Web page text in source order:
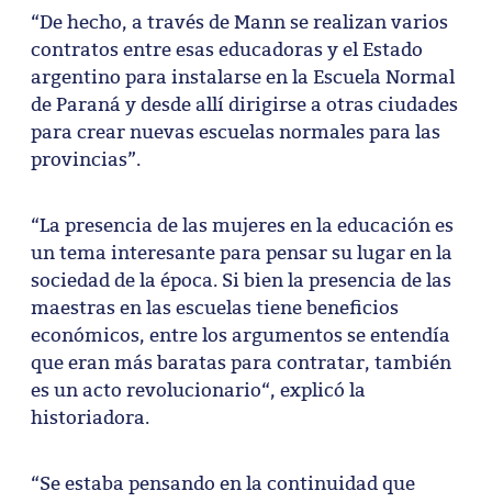
“De hecho, a través de Mann se realizan varios
contratos entre esas educadoras y el Estado
argentino para instalarse en la Escuela Normal
de Paraná y desde allí dirigirse a otras ciudades
para crear nuevas escuelas normales para las
provincias”.
“La presencia de las mujeres en la educación es
un tema interesante para pensar su lugar en la
sociedad de la época. Si bien la presencia de las
maestras en las escuelas tiene beneficios
económicos, entre los argumentos se entendía
que eran más baratas para contratar, también
es un acto revolucionario“, explicó la
historiadora.
“Se estaba pensando en la continuidad que